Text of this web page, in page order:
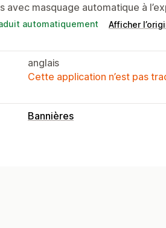
avec masquage automatique à
automatiquement Afficher
anglais
Cette application n’est pas
Bannières